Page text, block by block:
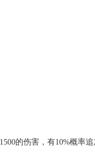
的伤害，有10%概率